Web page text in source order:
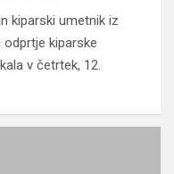
kiparski umetnik iz
odprtje kiparske
v četrtek, 12.